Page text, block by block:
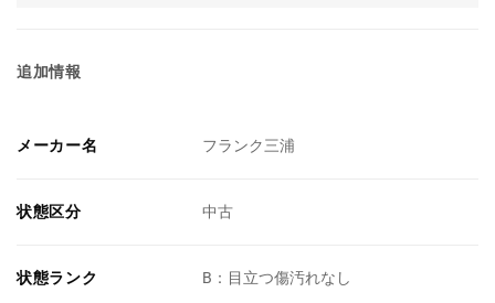
追加情報
メーカー名 フランク三浦
状態区分 中古
状態ランク B：目立つ傷汚れなし